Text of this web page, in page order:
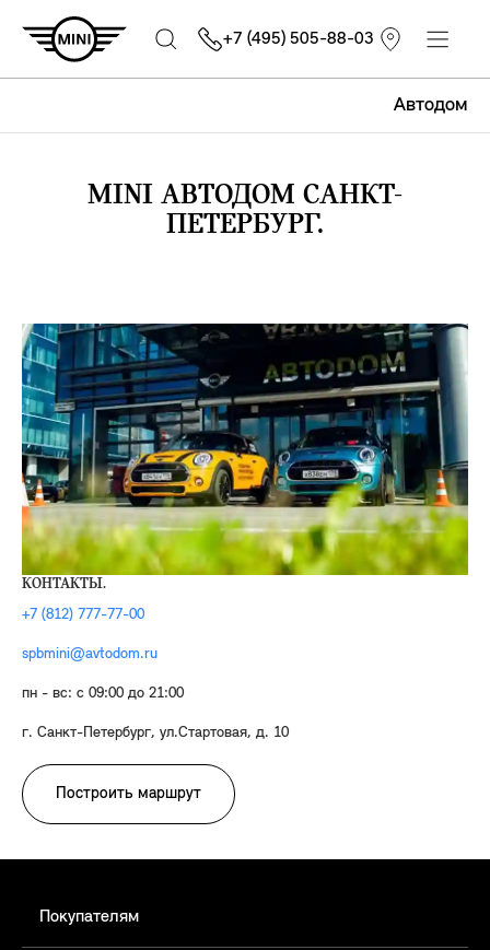
Автодом
+7 (495) 505-88-03
MINI АВТОДОМ САНКТ-
ПЕТЕРБУРГ.
КОНТАКТЫ.
+7 (812) 777-77-00
spbmini@avtodom.ru
пн - вс: с 09:00 до 21:00
г. Санкт-Петербург, ул.Стартовая, д. 10
Построить маршрут
Покупателям